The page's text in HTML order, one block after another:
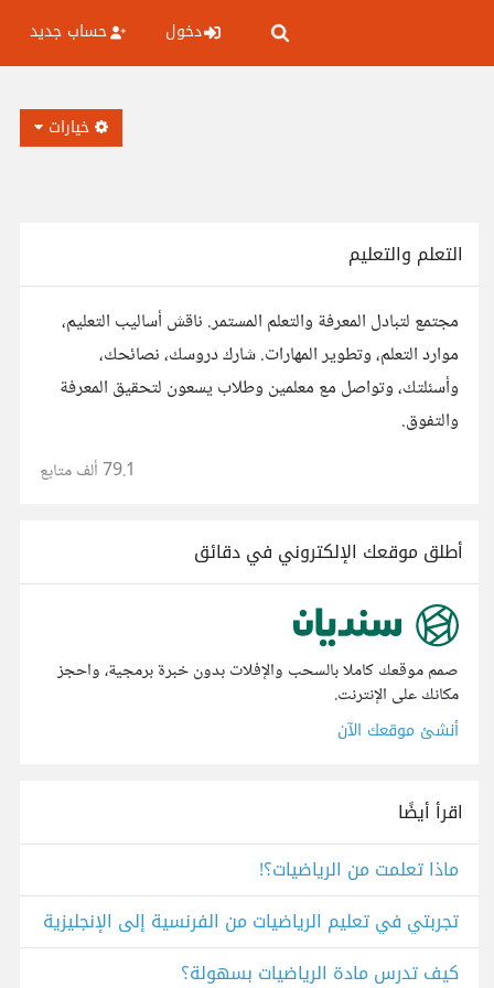
دخول حساب جديد
خيارات
التعلم والتعليم
مجتمع لتبادل المعرفة والتعلم المستمر. ناقش أساليب التعليم،
موارد التعلم، وتطوير المهارات. شارك دروسك، نصائحك،
وأسئلتك، وتواصل مع معلمين وطلاب يسعون لتحقيق المعرفة
والتفوق.
79.1 ألف متابع
أطلق موقعك الإلكتروني في دقائق
صمم موقعك كاملا بالسحب والإفلات بدون خبرة برمجية، واحجز
مكانك على الإنترنت.
أنشئ موقعك الآن
اقرأ أيضًا
ماذا تعلمت من الرياضيات؟!
تجربتي في تعليم الرياضيات من الفرنسية إلى الإنجليزية
كيف تدرس مادة الرياضيات بسهولة؟